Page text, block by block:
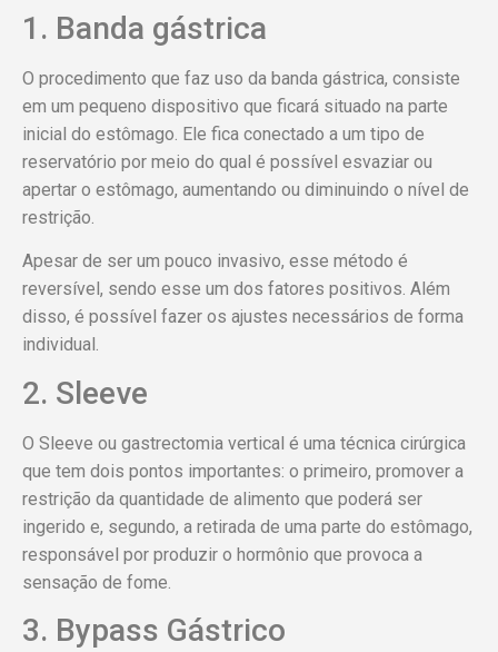
1. Banda gástrica
O procedimento que faz uso da banda gástrica, consiste
em um pequeno dispositivo que ficará situado na parte
inicial do estômago. Ele fica conectado a um tipo de
reservatório por meio do qual é possível esvaziar ou
apertar o estômago, aumentando ou diminuindo o nível de
restrição.
Apesar de ser um pouco invasivo, esse método é
reversível, sendo esse um dos fatores positivos. Além
disso, é possível fazer os ajustes necessários de forma
individual.
2. Sleeve
O Sleeve ou gastrectomia vertical é uma técnica cirúrgica
que tem dois pontos importantes: o primeiro, promover a
restrição da quantidade de alimento que poderá ser
ingerido e, segundo, a retirada de uma parte do estômago,
responsável por produzir o hormônio que provoca a
sensação de fome.
3. Bypass Gástrico